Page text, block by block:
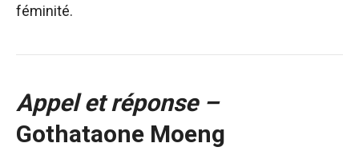
féminité.
Appel et réponse –
Gothataone Moeng